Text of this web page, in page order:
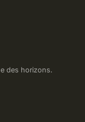
des horizons.